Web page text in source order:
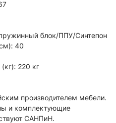
блок/ППУ/Синтепон
40
220 кг
производителем мебели.
и комплектующие
САНПиН.